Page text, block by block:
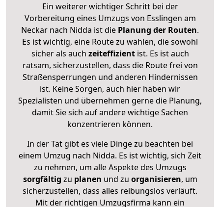
Ein weiterer wichtiger Schritt bei der
Vorbereitung eines Umzugs von Esslingen am
Neckar nach Nidda ist die Planung der Routen.
Es ist wichtig, eine Route zu wählen, die sowohl
sicher als auch zeiteffizientist. Es ist auch
ratsam, sicherzustellen, dass die Route frei von
Straßensperrungen und anderen Hindernissen
ist. Keine Sorgen, auch hier haben wir
Spezialisten und übernehmen gerne die Planung,
damit Sie sich auf andere wichtige Sachen
konzentrieren können.
In der Tat gibt es viele Dinge zu beachten bei
einem Umzug nach Nidda. Es ist wichtig, sich Zeit
zu nehmen, um alle Aspekte des Umzugs
sorgfältig zu planen und zu organisieren, um
sicherzustellen, dass alles reibungslos verläuft.
Mit der richtigen Umzugsfirma kann ein